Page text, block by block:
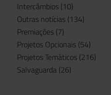
Intercâmbios (10)
Outras notícias (134)
Premiações (7)
Projetos Opcionais (54)
Projetos Temáticos (216)
Salvaguarda (26)